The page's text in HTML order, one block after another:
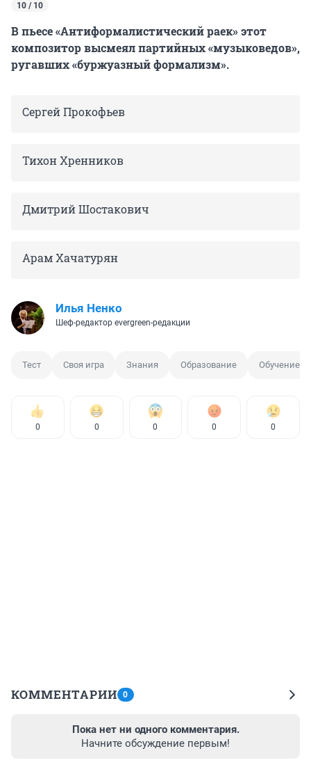
10 / 10
В пьесе «Антиформалистический раек» этот
композитор высмеял партийных «музыковедов»,
ругавших «буржуазный формализм».
Сергей Прокофьев
Тихон Хренников
Дмитрий Шостакович
Арам Хачатурян
Илья Ненко
Шеф-редактор evergreen-редакции
Тест Своя игра Знания Образование Обучение
0 0 0 0 0
КОММЕНТАРИИ 0
Пока нет ни одного комментария.
Начните обсуждение первым!